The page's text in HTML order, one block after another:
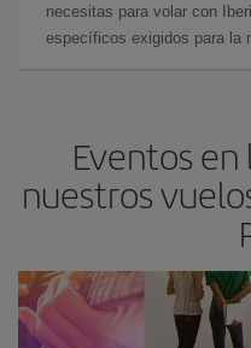
necesitas para volar con
específicos exigidos para la
Eventos
nuestros